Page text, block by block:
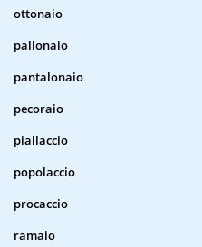
ottonaio
pallonaio
pantalonaio
pecoraio
piallaccio
popolaccio
procaccio
ramaio